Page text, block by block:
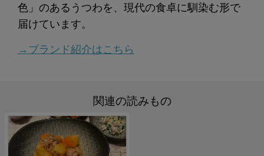
色」のあるうつわを、現代の食卓に馴染む形で
届けています。
→ブランド紹介はこちら
関連の読みもの